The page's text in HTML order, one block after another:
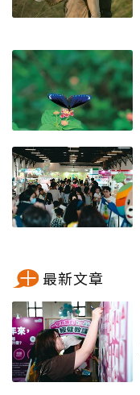
最新文章